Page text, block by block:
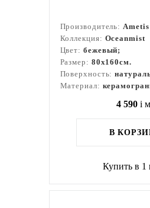
Производитель:Ametis
Коллекция: Oceanmist
Цвет: бежевый;
Размер: 80x160см.
Поверхность:
Материал:
4 590 i
В
Купить в 1